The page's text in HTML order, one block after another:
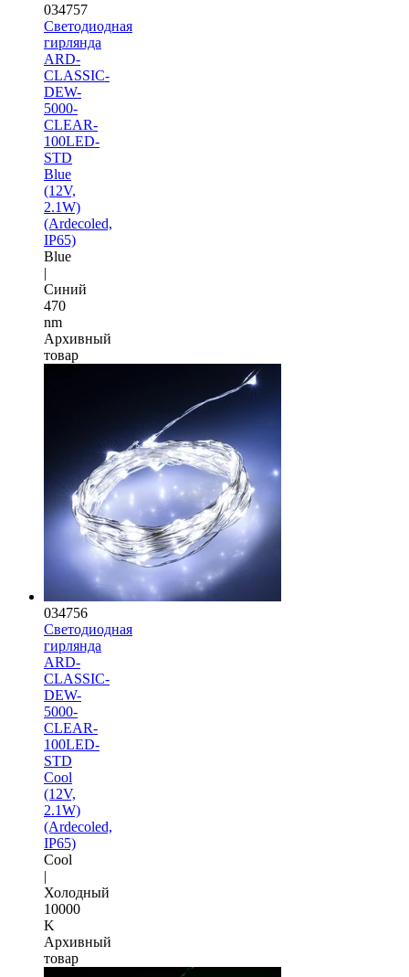
034757
Светодиодная
гирлянда
ARD-
CLASSIC-
DEW-
5000-
CLEAR-
100LED-
STD
Blue
(12V,
2.1W)
(Ardecoled,
IP65)
Blue
|
Синий
470
nm
Архивный
товар
034756
Светодиодная
гирлянда
ARD-
CLASSIC-
DEW-
5000-
CLEAR-
100LED-
STD
Cool
(12V,
2.1W)
(Ardecoled,
IP65)
Cool
|
Холодный
10000
K
Архивный
товар